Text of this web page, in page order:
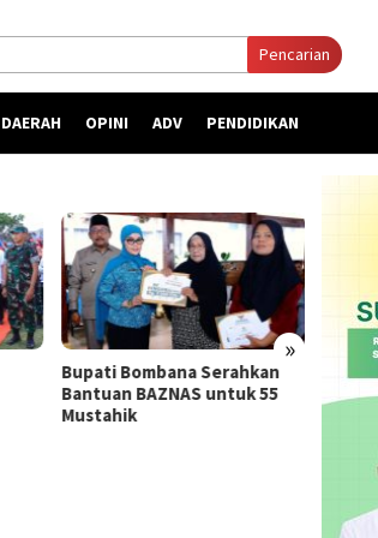
Pencarian
DAERAH OPINI ADV PENDIDIKAN
»
Bupati Bombana Serahkan
Bantuan BAZNAS untuk 55
Mustahik